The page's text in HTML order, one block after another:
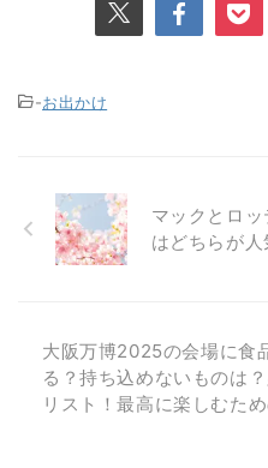
-お出かけ
マックとロ
はどちらが
大阪万博2025の会場に食
る？持ち込めないものは
リスト！最高に楽しむた